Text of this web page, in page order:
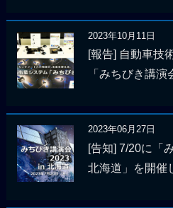
2023年10月11日
[報告] 自動車技
「みちびき講演
2023年06月27日
[告知] 7/20に「
北海道」を開催